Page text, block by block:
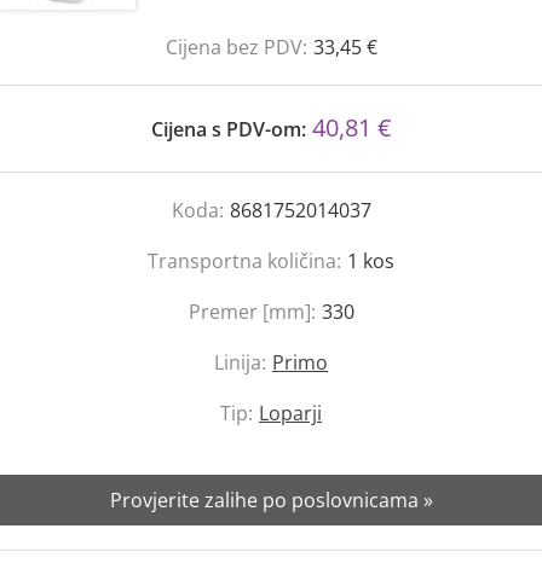
Cijena bez PDV: 33,45 €
Cijena s PDV-om: 40,81 €
Koda: 8681752014037
Transportna količina: 1 kos
Premer [mm]: 330
Linija: Primo
Tip: Loparji
Provjerite zalihe po poslovnicama »